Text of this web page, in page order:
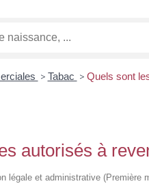
> Tabac > Quels sont
autorisés à
légale et administrative (Première